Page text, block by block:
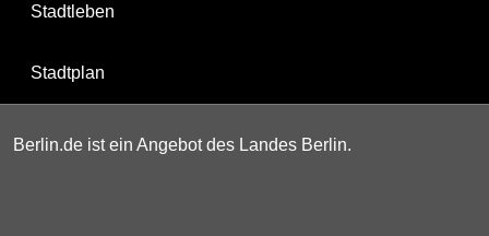
Stadtleben
Stadtplan
Berlin.de ist ein Angebot des Landes Berlin.